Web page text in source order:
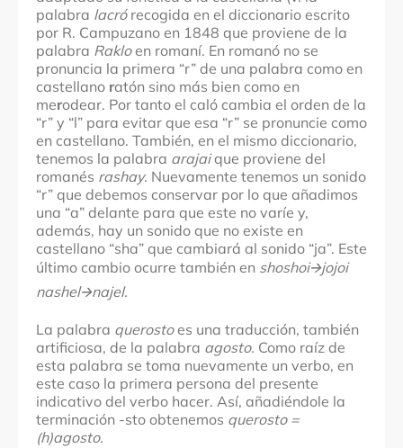
palabra lacró recogida en el diccionario escrito
por R. Campuzano en 1848 que proviene de la
palabra Rakloen romaní. En romanó no se
pronuncia la primera “r” de una palabra como en
castellano ratón sino más bien como en
merodear. Por tanto el caló cambia el orden de la
“r” y “l” para evitar que esa “r” se pronuncie como
en castellano. También, en el mismo diccionario,
tenemos la palabra arajaique proviene del
romanés rashay. Nuevamente tenemos un sonido
“r” que debemos conservar por lo que añadimos
una “a” delante para que este no varíe y,
además, hay un sonido que no existe en
castellano “sha” que cambiará al sonido “ja”. Este
último cambio ocurre también en shoshoi🡪jojoi
nashel🡪najel.
La palabra querostoes una traducción, también
artificiosa, de la palabra agosto. Como raíz de
esta palabra se toma nuevamente un verbo, en
este caso la primera persona del presente
indicativo del verbo hacer. Así, añadiéndole la
terminación -sto obtenemos querosto =
(h)agosto.